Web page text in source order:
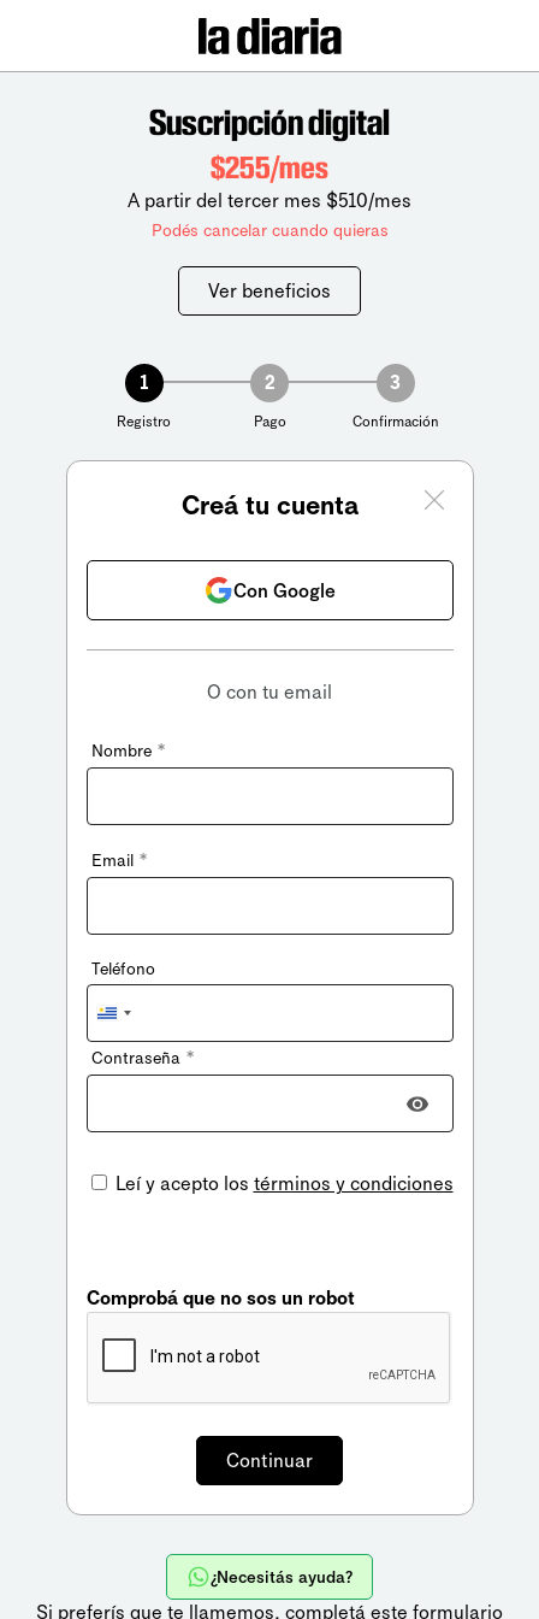
Suscripción digital
$255/mes
A partir del tercer mes $510/mes
Podés cancelar cuando quieras
Ver beneficios
1
Registro
2
Pago
3
Confirmación
Creá tu cuenta
Con Google
O con tu email
Nombre *
Email *
Teléfono
Uruguay
+598
Contraseña *
Leí y acepto los términos y condiciones
Comprobá que no sos un robot
¿Necesitás ayuda?
Si preferís que te llamemos, completá este formulario